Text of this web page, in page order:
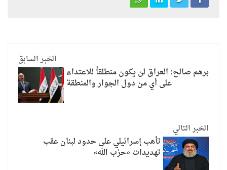
الخبر السابق
برهم صالح: العراق لن يكون منطلقاً للاعتداء
على أي من دول الجوار والمنطقة
الخبر التالي
تأهب إسرائيلي على حدود لبنان عقب
تهديدات «حزب الله»